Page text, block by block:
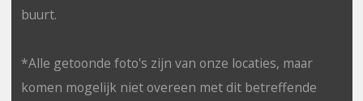
buurt.
*Alle getoonde foto's zijn van onze locaties, maar
komen mogelijk niet overeen met dit betreffende